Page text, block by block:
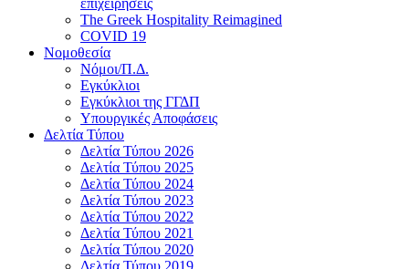
επιχειρήσεις
The Greek Hospitality Reimagined
COVID 19
Νομοθεσία
Νόμοι/Π.Δ.
Εγκύκλιοι
Εγκύκλιοι της ΓΓΔΠ
Υπουργικές Αποφάσεις
Δελτία Τύπου
Δελτία Τύπου 2026
Δελτία Τύπου 2025
Δελτία Τύπου 2024
Δελτία Τύπου 2023
Δελτία Τύπου 2022
Δελτία Τύπου 2021
Δελτία Τύπου 2020